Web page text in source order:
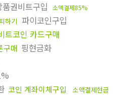
품권비트구입 소액결제85%
하기 파이코인구입
트코인 카드구매
구매 핑현금화
코인 계좌이체구입
소액결제현금